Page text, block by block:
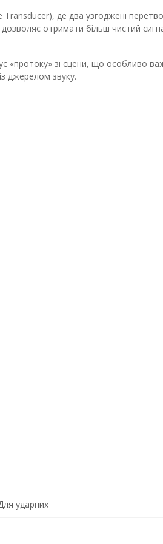
Transducer), де два узгоджені
отримати більш чистий
«протоку» зі сцени, що особливо
джерелом звуку.
ударних